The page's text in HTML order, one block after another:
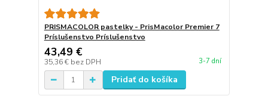
PRISMACOLOR pastelky - PrisMacolor Premier 7
Príslušenstvo Príslušenstvo
43,49 €
35,36 € bez DPH 3-7 dní
Pridať do košíka